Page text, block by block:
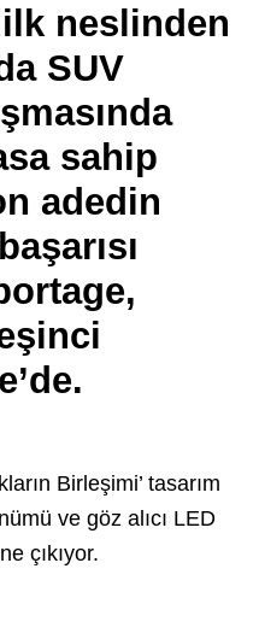
ilk neslinden
SUV
sahip
adedin
Birleşimi’ tasarım
ve göz alıcı LED
çıkıyor.